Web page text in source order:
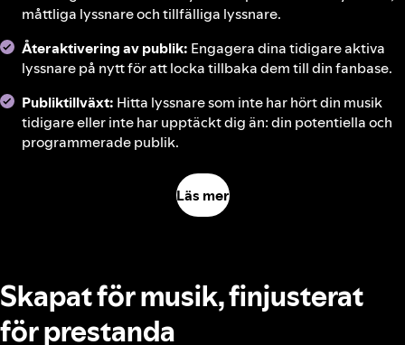
måttliga lyssnare och tillfälliga lyssnare.
Återaktivering av publik: Engagera dina tidigare aktiva
lyssnare på nytt för att locka tillbaka dem till din fanbase.
Publiktillväxt: Hitta lyssnare som inte har hört din musik
tidigare eller inte har upptäckt dig än: din potentiella och
programmerade publik.
Läs mer
Skapat för musik, finjusterat
för prestanda